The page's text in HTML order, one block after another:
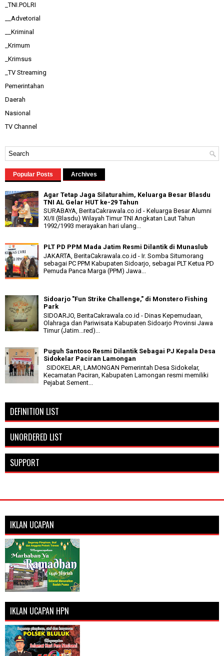
_TNI.POLRI
__Advetorial
__Kriminal
_Krimum
_Krimsus
_TV Streaming
Pemerintahan
Daerah
Nasional
TV Channel
Popular Posts Archives
Agar Tetap Jaga Silaturahim, Keluarga Besar Blasdu
TNI AL Gelar HUT ke-29 Tahun
SURABAYA, BeritaCakrawala.co.id - Keluarga Besar Alumni
XI/II (Blasdu) Wilayah Timur TNI Angkatan Laut Tahun
1992/1993 merayakan hari ulang...
PLT PD PPM Mada Jatim Resmi Dilantik di Munaslub
JAKARTA, BeritaCakrawala.co.id - Ir. Somba Situmorang
sebagai PC PPM Kabupaten Sidoarjo, sebagai PLT Ketua PD
Pemuda Panca Marga (PPM) Jawa...
Sidoarjo "Fun Strike Challenge," di Monstero Fishing
Park
SIDOARJO, BeritaCakrawala.co.id - Dinas Kepemudaan,
Olahraga dan Pariwisata Kabupaten Sidoarjo Provinsi Jawa
Timur (Jatim...red)...
Puguh Santoso Resmi Dilantik Sebagai PJ Kepala Desa
Sidokelar Paciran Lamongan
SIDOKELAR, LAMONGAN Pemerintah Desa Sidokelar,
Kecamatan Paciran, Kabupaten Lamongan resmi memiliki
Pejabat Sement...
DEFINITION LIST
UNORDERED LIST
SUPPORT
IKLAN UCAPAN
IKLAN UCAPAN HPN